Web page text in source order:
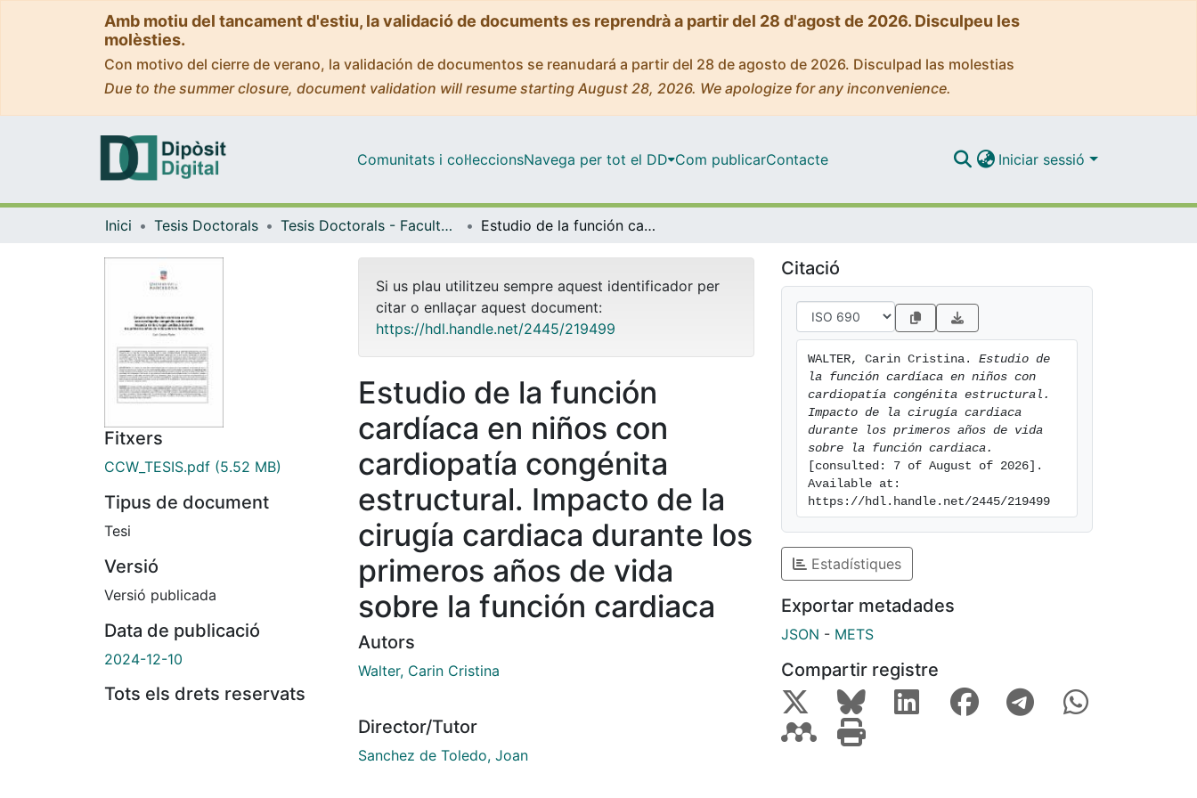
Amb motiu del tancament d'estiu, la validació de documents es reprendrà a partir del 28 d'agost de 2026. Disculpeu les
molèsties.
Con motivo del cierre de verano, la validación de documentos se reanudará a partir del 28 de agosto de 2026. Disculpad las molestias
Due to the summer closure, document validation will resume starting August 28, 2026. We apologize for any inconvenience.
Comunitats i col·leccionsNavega per tot el DD Com publicarContacte Iniciar sessió
Inici Tesis Doctorals Tesis Doctorals - Facultat - Medicina i Ciències de la Salut Estudio de la función cardíaca en niños con cardiopatía congénita estructural. Impacto de la cirugía cardiaca durante los primeros años de vida sobre la función cardiaca
Fitxers
CCW_TESIS.pdf (5.52 MB)
Tipus de document
Tesi
Versió
Versió publicada
Data de publicació
2024-12-10
Tots els drets reservats
Si us plau utilitzeu sempre aquest identificador per
citar o enllaçar aquest document:
https://hdl.handle.net/2445/219499
Estudio de la función
cardíaca en niños con
cardiopatía congénita
estructural. Impacto de la
cirugía cardiaca durante los
primeros años de vida
sobre la función cardiaca
Autors
Walter, Carin Cristina
Director/Tutor
Sanchez de Toledo, Joan
Citació
WALTER, Carin Cristina. Estudio de
la función cardíaca en niños con
cardiopatía congénita estructural.
Impacto de la cirugía cardiaca
durante los primeros años de vida
sobre la función cardiaca.
[consulted: 7 of August of 2026].
Available at:
https://hdl.handle.net/2445/219499
Estadístiques
Exportar metadades
JSON - METS
Compartir registre